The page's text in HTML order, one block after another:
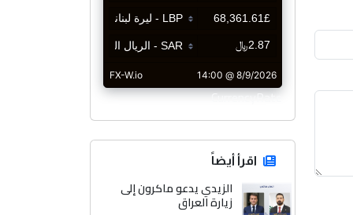
CurrencyRate
اقرأ أيضاً
الزيدي يدعو ماكرون إلى
زيارة العراق